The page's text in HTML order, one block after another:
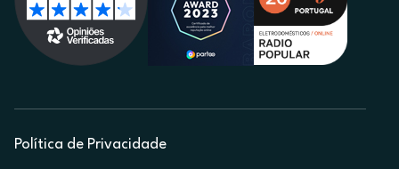
Política de Privacidade